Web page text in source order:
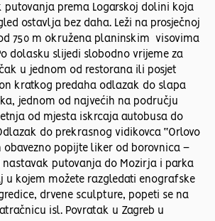
putovanja prema Logarskoj dolini koja
ostavlja bez daha. Leži na prosječnoj
750 m okružena planinskim visovima
dolasku slijedi slobodno vrijeme za
u jednom od restorana ili posjet
kratkog predaha odlazak do slapa
jednom od najvećih na području
od mjesta iskrcaja autobusa do
do prekrasnog vidikovca “Orlovo
obavezno popijte liker od borovnica –
putovanja do Mozirja i parka
u kojem možete razgledati enografske
drvene sculpture, popeti se na
isl. Povratak u Zagreb u